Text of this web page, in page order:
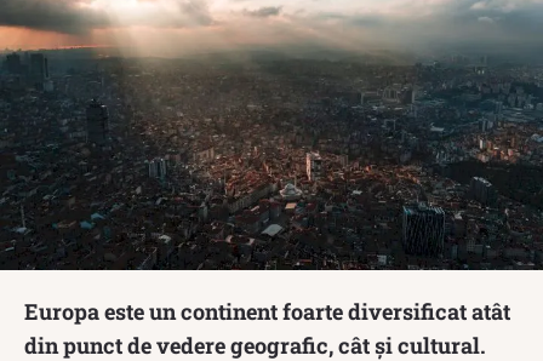
Europa este un continent foarte diversificat atât
din punct de vedere geografic, cât și cultural.